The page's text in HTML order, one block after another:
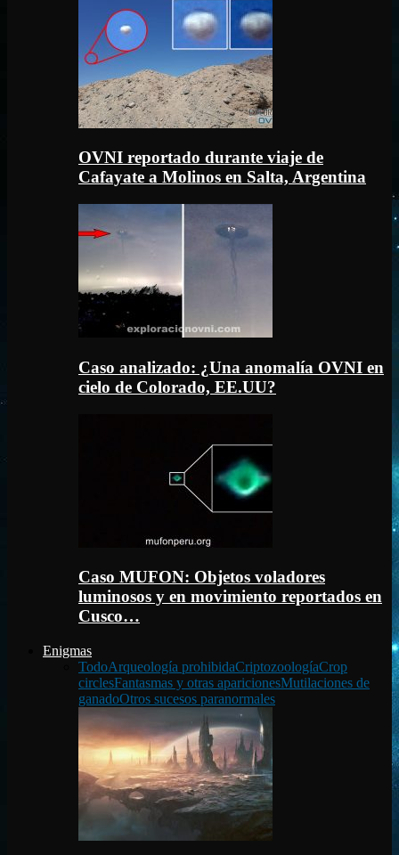
OVNI reportado durante viaje de
Cafayate a Molinos en Salta, Argentina
Caso analizado: ¿Una anomalía OVNI en
cielo de Colorado, EE.UU?
Caso MUFON: Objetos voladores
luminosos y en movimiento reportados en
Cusco…
Enigmas
TodoArqueología prohibidaCriptozoologíaCrop
circlesFantasmas y otras aparicionesMutilaciones de
ganadoOtros sucesos paranormales